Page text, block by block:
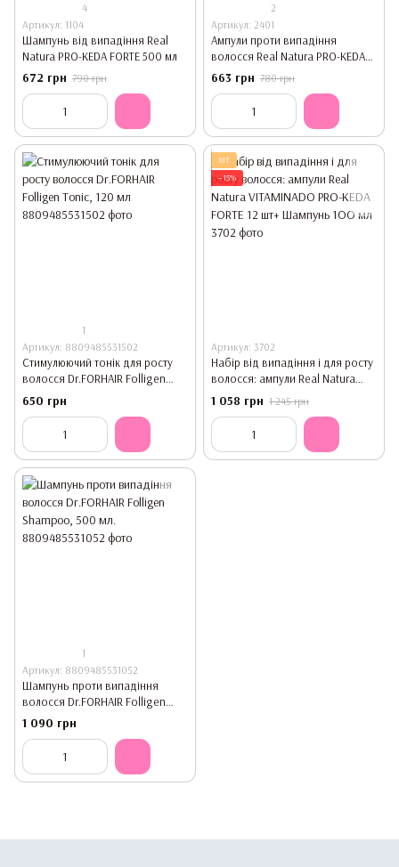
4
Артикул: 1104
Шампунь від випадіння Real
Natura PRO-KEDA FORTE 500 мл
672 грн 790 грн
2
Артикул: 2401
Ампули проти випадіння
волосся Real Natura PRO-KEDA
FORTE 6*15 мл
663 грн 780 грн
1
Артикул: 8809485531502
Стимулюючий тонік для росту
волосся Dr.FORHAIR Folligen
Tonic, 120 мл
650 грн
ХІТ
−15%
Артикул: 3702
Набір від випадіння і для росту
волосся: ампули Real Natura
VITAMINADO PRO-KEDA FORTE 12
шт+ Шампунь 1OO мл
1 058 грн 1 245 грн
1
Артикул: 8809485531052
Шампунь проти випадіння
волосся Dr.FORHAIR Folligen
Shampoo, 500 мл.
1 090 грн